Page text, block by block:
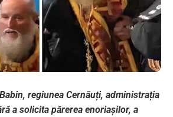
regiunea Cernăuți, administrația
a solicita părerea enoriașilor, a